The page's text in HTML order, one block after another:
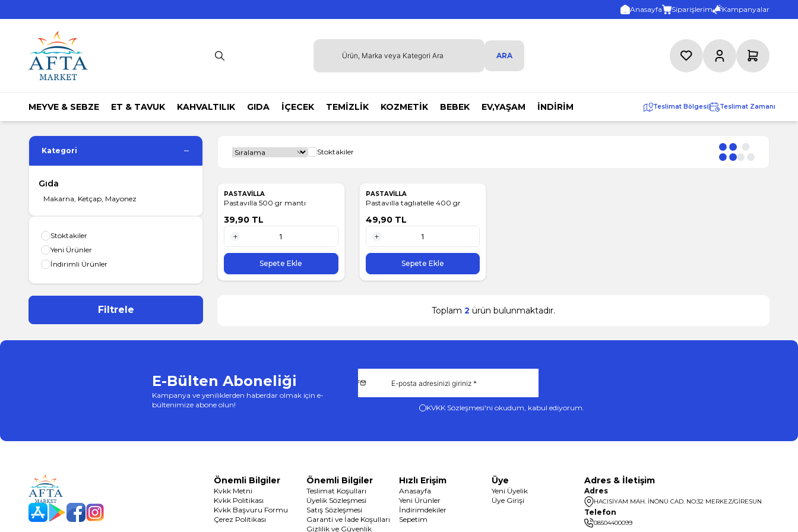
Anasayfa Siparişlerim Kampanyalar
ARA FavorilerimHesabım Sepetim
MEYVE & SEBZE ET & TAVUK KAHVALTILIK GIDA İÇECEK TEMİZLİK KOZMETİK BEBEK EV,YAŞAM İNDİRİM Teslimat Bölgesi| Teslimat Zamanı
Kategori
Gıda
Makarna, Ketçap, Mayonez
Stoktakiler
Yeni Ürünler
İndirimli Ürünler
Filtrele
Stoktakiler
PASTAVİLLA
Pastavılla 500 gr mantı
39,90 TL
1 Adet
Sepete Ekle
PASTAVİLLA
Pastavılla taglıatelle 400 gr
49,90TL
1 Adet
Sepete Ekle
Toplam 2 ürün bulunmaktadır.
E-Bülten Aboneliği
Kampanya ve yeniliklerden haberdar olmak için e-
bültenimize abone olun!
KVKK Sözleşmesi'ni okudum, kabul ediyorum.
App StorePlay Store
FacebookInstagram
Önemli Bilgiler
Kvkk Metni
Kvkk Politikası
Kvkk Başvuru Formu
Çerez Politikası
Önemli Bilgiler
Teslimat Koşulları
Üyelik Sözleşmesi
Satış Sözleşmesi
Garanti ve İade Koşulları
Gizlilik ve Güvenlik
Hızlı Erişim
Anasayfa
Yeni Ürünler
İndirimdekiler
Sepetim
Üye
Yeni Üyelik
Üye Girişi
Adres & İletişim
Adres
HACISİYAM MAH. İNÖNÜ CAD. NO:32 MERKEZ/GİRESUN
Telefon
08504400099